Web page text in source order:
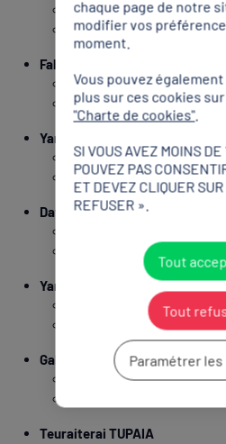
Satuc Toulouse Athlé (31)
800 m (H)
Fabrisio SAIDY
CA Montreuil 93 (93)
4 x 400 m (H) / 4 x 400 m
Yann SCHRUB
Athlé Sports
5 000 m (H) / 10 000 m (H)
David SOMBÉ
4 x 400 m (H) / 4 x 400 m
Yann SPILLMANN
Entente Sud Lyonnais (69)
4 x 400 (H) / 4 x 400 m mixte
Gabriel TUAL
US Talence (33)
Teuraiterai TUPAIA
chaque page de notre
modifier vos
moment.
Vous pouvez
plus sur ces cookies
"Charte de cookies".
SI VOUS AVEZ MOINS
POUVEZ PAS
ET DEVEZ CLIQUER
REFUSER ».
Tout
Tout
Paramétrer